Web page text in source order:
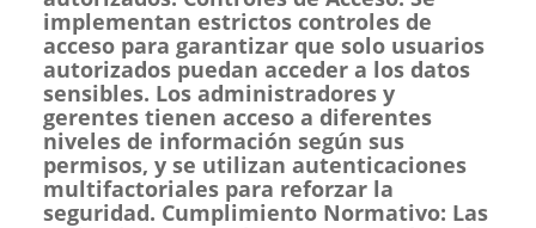
implementan estrictos controles de
acceso para garantizar que solo usuarios
autorizados puedan acceder a los datos
sensibles. Los administradores y
gerentes tienen acceso a diferentes
niveles de información según sus
permisos, y se utilizan autenticaciones
multifactoriales para reforzar la
seguridad. Cumplimiento Normativo: Las